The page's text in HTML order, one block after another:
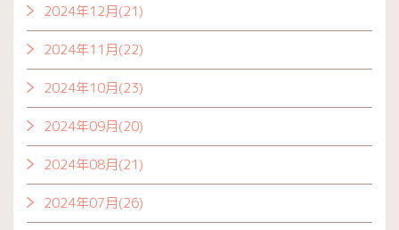
2024年12月(21)
2024年11月(22)
2024年10月(23)
2024年09月(20)
2024年08月(21)
2024年07月(26)